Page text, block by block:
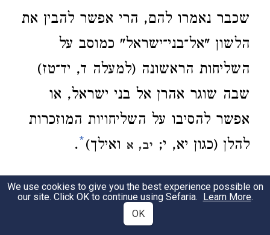
שכבר נאמרו להם, הרי אפשר להבין את
הלשון "אל־בני־ישראל" כמוסב על
השליחות הראשונה (למעלה ד, יד־טז)
שבה שוגר אהרן אל בני ישראל, או
אפשר להסיבו על השליחויות המוזכרות
להלן (כגון יא, י; יב, א ואילך)*
.
6:14
We use cookies to give you the best experience possible on
our site. Click OK to continue using Sefaria. Learn More.
OK